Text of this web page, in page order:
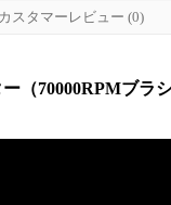
カスタマーレビュー (0)
（70000RPMブラ